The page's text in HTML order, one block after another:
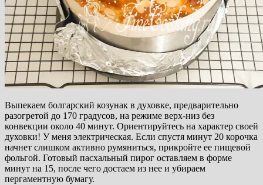
Выпекаем болгарский козунак в духовке, предварительно
разогретой до 170 градусов, на режиме верх-низ без
конвекции около 40 минут. Ориентируйтесь на характер своей
духовки! У меня электрическая. Если спустя минут 20 корочка
начнет слишком активно румяниться, прикройте ее пищевой
фольгой. Готовый пасхальный пирог оставляем в форме
минут на 15, после чего достаем из нее и убираем
пергаментную бумагу.